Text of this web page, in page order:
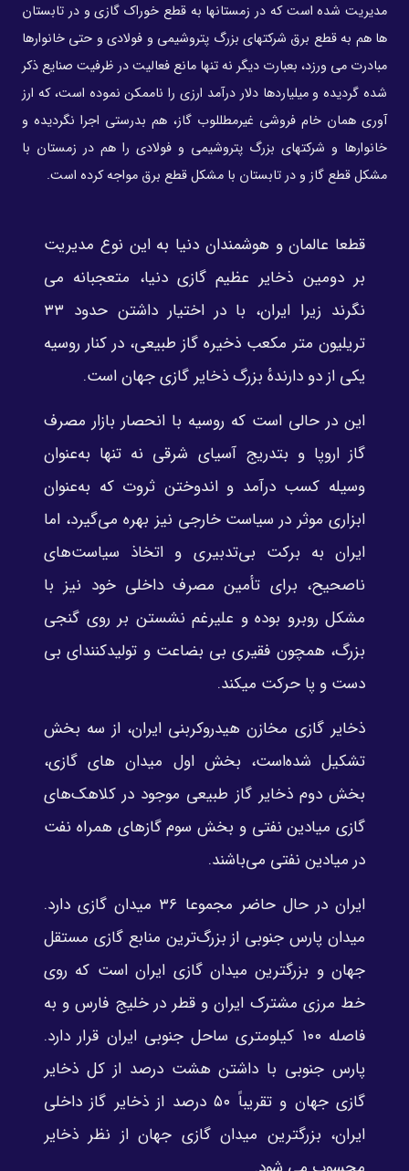
مدیریت شده است که در زمستانها به قطع خوراک گازی و در تابستان
ها هم به قطع برق شرکتهای بزرگ پتروشیمی و فولادی و حتی خانوارها
مبادرت می ورزد، بعبارت دیگر نه تنها مانع فعالیت در ظرفیت صنایع ذکر
شده گردیده و میلیاردها دلار درآمد ارزی را ناممکن نموده است، که ارز
آوری همان خام فروشی غیرمطللوب گاز، هم بدرستی اجرا نگردیده و
خانوارها و شرکتهای بزرگ پتروشیمی و فولادی را هم در زمستان با
مشکل قطع گاز و در تابستان با مشکل قطع برق مواجه کرده است.
قطعا عالمان و هوشمندان دنیا به این نوع مدیریت
بر دومین ذخایر عظیم گازی دنیا، متعجبانه می
نگرند زیرا ایران، با در اختیار داشتن حدود ۳۳
تریلیون متر مکعب ذخیره گاز طبیعی، در کنار روسیه
یکی از دو دارندهٔ بزرگ ذخایر گازی جهان است.
این در حالی است که روسیه با انحصار بازار مصرف
گاز اروپا و بتدریج آسیای شرقی نه تنها به‌عنوان
وسیله کسب درآمد و اندوختن ثروت که به‌عنوان
ابزاری موثر در سیاست خارجی نیز بهره می‌گیرد، اما
ایران به برکت بی‌تدبیری و اتخاذ سیاست‌های
ناصحیح، برای تأمین مصرف داخلی خود نیز با
مشکل روبرو بوده و علیرغم نشستن بر روی گنجی
بزرگ، همچون فقیری بی بضاعت و تولیدکنندای بی
دست و پا حرکت میکند.
ذخایر گازی مخازن هیدروکربنی ایران، از سه بخش
تشکیل شده‌است، بخش اول میدان های گازی،
بخش دوم ذخایر گاز طبیعی موجود در کلاهک‌های
گازی میادین نفتی و بخش سوم گازهای همراه نفت
در میادین نفتی می‌باشند.
ایران در حال حاضر مجموعا ۳۶ میدان گازی دارد.
میدان پارس جنوبی از بزرگ‌ترین منابع گازی مستقل
جهان و بزرگترین میدان گازی ایران است که روی
خط مرزی مشترک ایران و قطر در خلیج فارس و به
فاصله ۱۰۰ کیلومتری ساحل جنوبی ایران قرار دارد.
پارس جنوبی با داشتن هشت درصد از کل ذخایر
گازی جهان و تقریباً ۵۰ درصد از ذخایر گاز داخلی
ایران، بزرگترین میدان گازی جهان از نظر ذخایر